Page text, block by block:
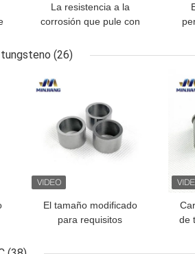
La resistencia a la
corrosión que pule con
carburo de tungsteno
equipa con inyector
(26)
El tamaño modificado
para requisitos
MEJOR PRECIO
de